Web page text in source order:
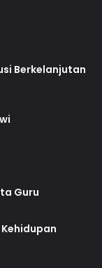
Berkelanjutan
Guru